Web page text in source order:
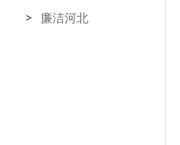
廉洁河北